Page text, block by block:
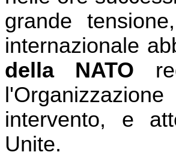
grande
internazionale
della NATO
intervento, e
Unite.